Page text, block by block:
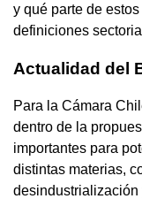
y qué parte de
definiciones
Actualidad del
Para la Cámara
dentro de la
importantes para
distintas materias,
desindustrialización